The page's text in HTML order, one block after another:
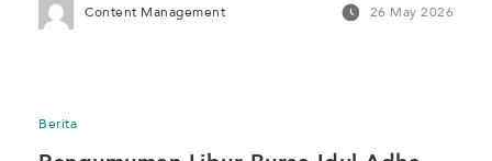
penyesuaian kegiatan operasional Makmur
libur bursa akan diproses kembali […]
Content Management 26 May 2026
Berita